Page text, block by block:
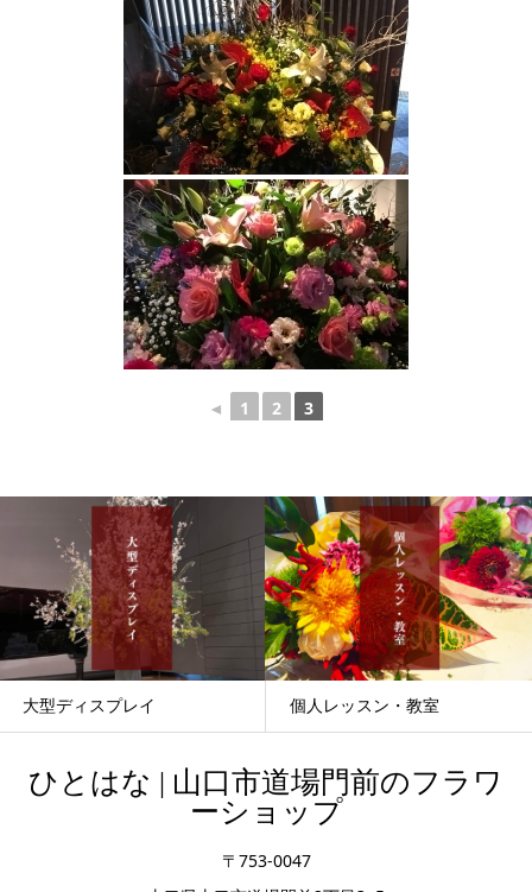
◄ 1 2 3
大型ディスプレイ 個人レッスン・教室
ひとはな | 山口市道場門前のフラワ
ーショップ
〒753-0047